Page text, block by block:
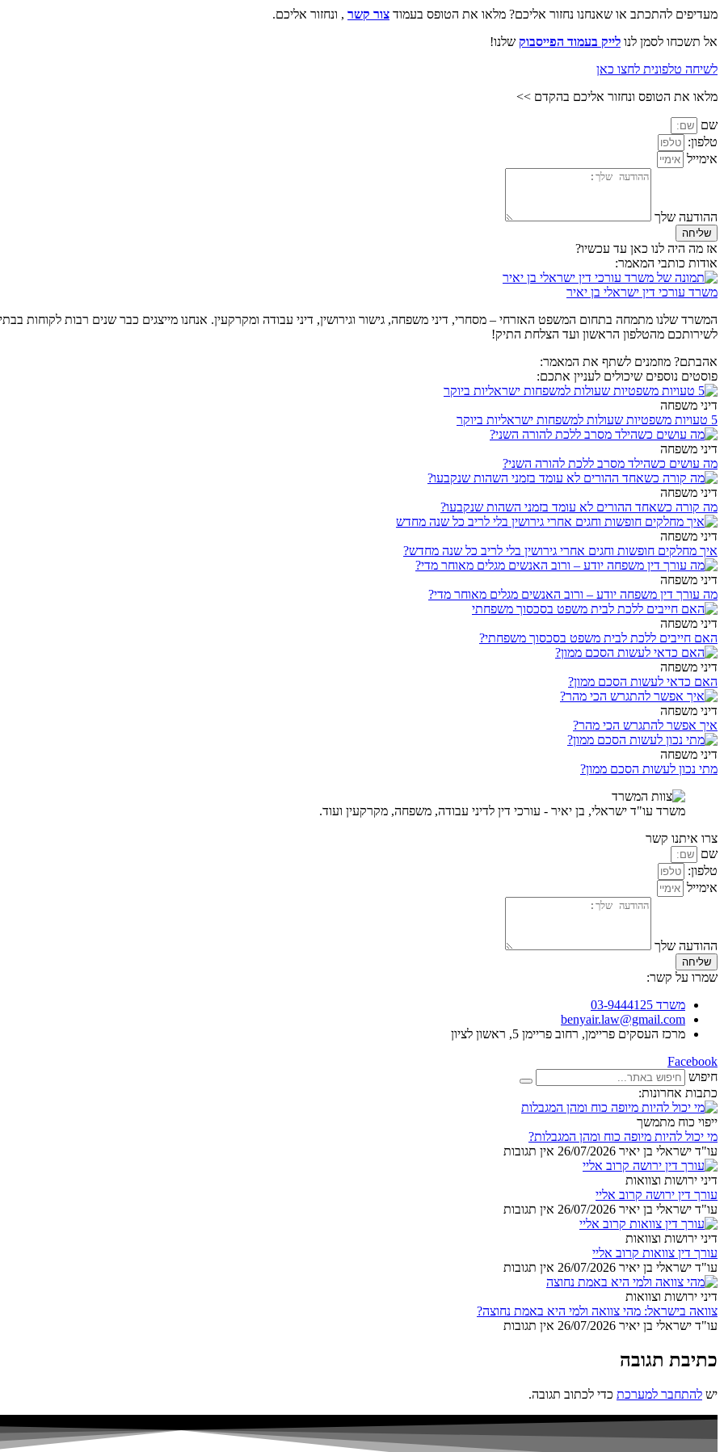
מעדיפים להתכתב או שאנחנו נחזור אליכם? מלאו את הטופס בעמוד צור קשר , ונחזור אליכם.
אל תשכחו לסמן לנו לייק בעמוד הפייסבוק שלנו!
לשיחה טלפונית לחצו כאן
מלאו את הטופס ונחזור אליכם בהקדם >>
שם
טלפון:
אימייל
ההודעה שלך
שליחה
אז מה היה לנו כאן עד עכשיו?
אודות כותבי המאמר:
משרד עורכי דין ישראלי בן יאיר
המשרד שלנו מתמחה בתחום המשפט האזרחי – מסחרי, דיני משפחה, גישור וגירושין, דיני עבודה ומקרקעין. אנחנו מייצגים כבר שנים רבות לקוחות
לשירותכם מהטלפון הראשון ועד הצלחת התיק!
אהבתם? מוזמנים לשתף את המאמר:
פוסטים נוספים שיכולים לעניין אתכם:
דיני משפחה
5 טעויות משפטיות שעולות למשפחות ישראליות ביוקר
דיני משפחה
מה עושים כשהילד מסרב ללכת להורה השני?
דיני משפחה
מה קורה כשאחד ההורים לא עומד בזמני השהות שנקבעו?
דיני משפחה
איך מחלקים חופשות וחגים אחרי גירושין בלי לריב כל שנה מחדש?
דיני משפחה
מה עורך דין משפחה יודע – ורוב האנשים מגלים מאוחר מדי?
דיני משפחה
האם חייבים ללכת לבית משפט בסכסוך משפחתי?
דיני משפחה
האם כדאי לעשות הסכם ממון?
דיני משפחה
איך אפשר להתגרש הכי מהר?
דיני משפחה
מתי נכון לעשות הסכם ממון?
משרד עו"ד ישראלי, בן יאיר - עורכי דין לדיני עבודה, משפחה, מקרקעין ועוד.
צרו איתנו קשר
שם
טלפון:
אימייל
ההודעה שלך
שליחה
שמרו על קשר:
משרד 03-9444125
benyair.law@gmail.com
מרכז העסקים פריימן, רחוב פריימן 5, ראשון לציון
Facebook
חיפוש
כתבות אחרונות:
ייפוי כוח מתמשך
מי יכול להיות מיופה כוח ומהן המגבלות?
עו"ד ישראלי בן יאיר 26/07/2026 אין תגובות
דיני ירושות וצוואות
עורך דין ירושה קרוב אליי
עו"ד ישראלי בן יאיר 26/07/2026 אין תגובות
דיני ירושות וצוואות
עורך דין צוואות קרוב אליי
עו"ד ישראלי בן יאיר 26/07/2026 אין תגובות
דיני ירושות וצוואות
צוואה בישראל: מהי צוואה ולמי היא באמת נחוצה?
עו"ד ישראלי בן יאיר 26/07/2026 אין תגובות
כתיבת תגובה
יש להתחבר למערכת כדי לכתוב תגובה.